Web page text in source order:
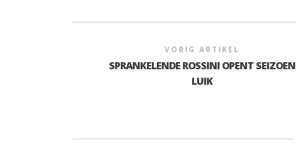
VORIG ARTIKEL
SPRANKELENDE ROSSINI OPENT SEIZOEN
LUIK